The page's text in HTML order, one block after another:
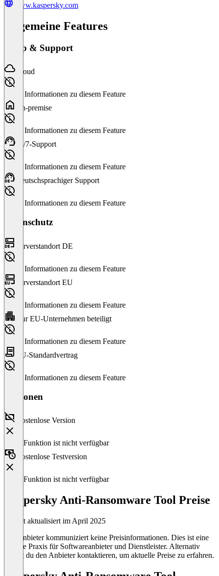
www.kaspersky.com
Allgemeine Features
Setup & Support
Cloud
Keine Informationen zu diesem Feature
On-premise
Keine Informationen zu diesem Feature
24/7-Support
Keine Informationen zu diesem Feature
Deutschsprachiger Support
Keine Informationen zu diesem Feature
Datenschutz
Serverstandort DE
Keine Informationen zu diesem Feature
Serverstandort EU
Keine Informationen zu diesem Feature
Nur EU-Unternehmen beteiligt
Keine Informationen zu diesem Feature
EU-Standardvertrag
Keine Informationen zu diesem Feature
Versionen
Kostenlose Version
Diese Funktion ist nicht verfügbar
Kostenlose Testversion
Diese Funktion ist nicht verfügbar
Kaspersky Anti-Ransomware Tool Preise
Zuletzt aktualisiert im April 2025
Der Anbieter kommuniziert keine Preisinformationen. Dies ist eine
übliche Praxis für Softwareanbieter und Dienstleister. Alternativ
kannst du den Anbieter kontaktieren, um aktuelle Preise zu erfahren.